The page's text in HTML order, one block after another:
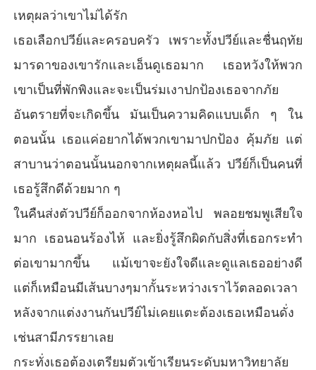
นี้เขาจูบเธออย่างดูดดื่มจนเธอแทบขาดอากาศหายใจ ปากเธอ
บวมเจ่อ ปากเขาก็จูบ มือก็ปัดป่ายไปทั่วร่างของเธอ เขาค่อยๆ ใ
ทรกตัวเข้ามายังหว่างขาของเธอ หลังจากนั้นเขาใช้มือทั้งสอง
ข้างกลับมาขยำหน้าอกของเธอทั้งสองข้างพร้อมๆ กัน ปากก็ยัง
จูบลงมายังซอกคอ ผ่านมายังหน้าอกเขาใช้สองข้างประคองห
น้าอกด้านซ้ายของเธอใช้ปากค่อยๆ จุมพิตที่ยอดประทุมถันสีชม
พูอ่อน อย่างเบาๆ และค่อยๆดูดแรงขึ้นจนเธอส่งเสียงร้องเบาๆ จ
ากนั้นเขาจึงใช้ปลายลิ้นเลียมันอีก ทำแบบนั้นวนไปจนเธอหัวห
มุนไปหมด หน้าอกของเธอตอนนี้แดงและเปียกไปหมด แต่เขาก็
ยังไม่ยอมหยุดจนเธอร้องขอ
“พี่ปีย์พอก่อนค่ะ พลอยไม่ไหว”
“พี่ทำพลอยเจ็บเหรอคะ”
“เปล่าค่ะ พลอยแค่ เอ่อ คือพลอยพลอยบอกไม่ถูกค่ะพี่ปีย์”
“ให้พี่ทำต่อนะคะ”
ปวีย์ขอ พลอยชมพูได้แต่พยักหน้าและเคลิ้มไปกับการนำพาขอ
ตอนนี้พลอยชมพูรู้สึกได้ถึงความเปียกชื้นที่บริเวณหว่างขาของ
ตนเอง ปวีย์ค่อยๆ ใช้มือปัดป่ายไปบริเวณนั้นของเธอ เขาผละริ
มฝีปากออกจากหน้าอกลงไปยังหน้าท้อง จูบเธอไล่ลงไปยังหน้า
ท้อง และท้องน้อย แล้วก็จุ๊บเบา ๆ ตรงนั้นอย่างไม่คิดรังเกียจ
เหตุผลว่าเขาไม่ได้รัก
เธอเลือกปวีย์และครอบครัว เพราะทั้งปวีย์และชื่นฤทัย
มารดาของเขารักและเอ็นดูเธอมาก เธอหวังให้พวก
เขาเป็นที่พักพิงและจะเป็นร่มเงาปกป้องเธอจากภัย
อันตรายที่จะเกิดขึ้น มันเป็นความคิดแบบเด็ก ๆ ใน
ตอนนั้น เธอแค่อยากได้พวกเขามาปกป้อง คุ้มภัย แต่
สาบานว่าตอนนั้นนอกจากเหตุผลนี้แล้ว ปวีย์ก็เป็นคนที่
เธอรู้สึกดีด้วยมาก ๆ
ในคืนส่งตัวปวีย์ก็ออกจากห้องหอไป พลอยชมพูเสียใจ
มาก เธอนอนร้องไห้ และยิ่งรู้สึกผิดกับสิ่งที่เธอกระทำ
ต่อเขามากขึ้น แม้เขาจะยังใจดีและดูแลเธออย่างดี
แต่ก็เหมือนมีเส้นบางๆมากั้นระหว่างเราไว้ตลอดเวลา
หลังจากแต่งงานกันปวีย์ไม่เคยแตะต้องเธอเหมือนดั่ง
เช่นสามีภรรยาเลย
กระทั่งเธอต้องเตรียมตัวเข้าเรียนระดับมหาวิทยาลัย